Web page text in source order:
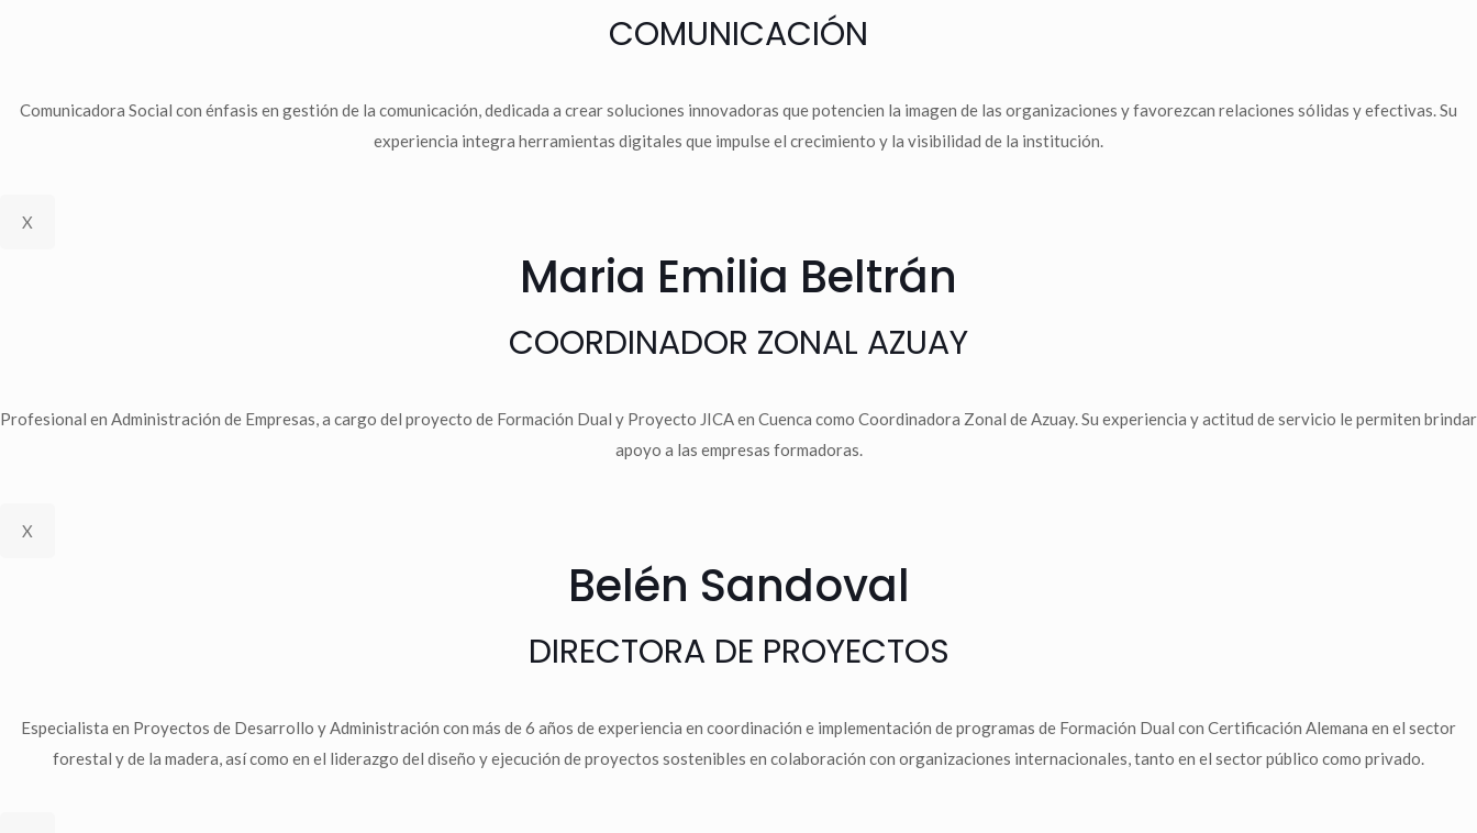
COMUNICACIÓN
Comunicadora Social con énfasis en gestión de la comunicación, dedicada a crear soluciones innovadoras que potencien la imagen de las organizaciones y favorezcan relaciones sólidas y efectivas. Su
experiencia integra herramientas digitales que impulse el crecimiento y la visibilidad de la institución.
X
Maria Emilia Beltrán
COORDINADOR ZONAL AZUAY
Profesional en Administración de Empresas, a cargo del proyecto de Formación Dual y Proyecto JICA en Cuenca como Coordinadora Zonal de Azuay. Su experiencia y actitud de servicio le permiten brindar
apoyo a las empresas formadoras.
X
Belén Sandoval
DIRECTORA DE PROYECTOS
Especialista en Proyectos de Desarrollo y Administración con más de 6 años de experiencia en coordinación e implementación de programas de Formación Dual con Certificación Alemana en el sector
forestal y de la madera, así como en el liderazgo del diseño y ejecución de proyectos sostenibles en colaboración con organizaciones internacionales, tanto en el sector público como privado.